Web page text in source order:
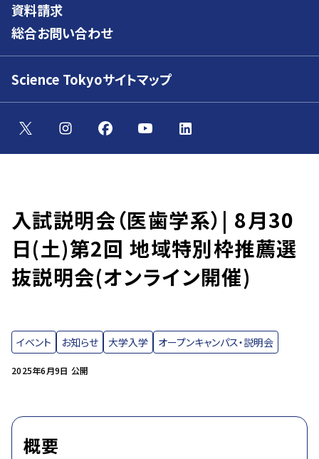
資料請求
総合お問い合わせ
Science Tokyoサイトマップ
入試説明会（医歯学系）| 8月30
日(土)第2回 地域特別枠推薦選
抜説明会(オンライン開催)
2025年6月9日 公開
イベント お知らせ 大学入学 オープンキャンパス・説明会
概要